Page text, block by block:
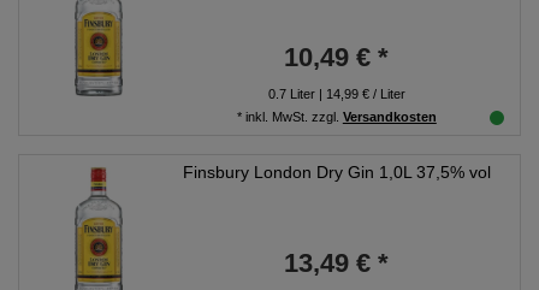
10,49 € *
0.7Liter| 14,99 € / Liter
* inkl. MwSt. zzgl. Versandkosten
Finsbury London Dry Gin 1,0L 37,5% vol
13,49 € *